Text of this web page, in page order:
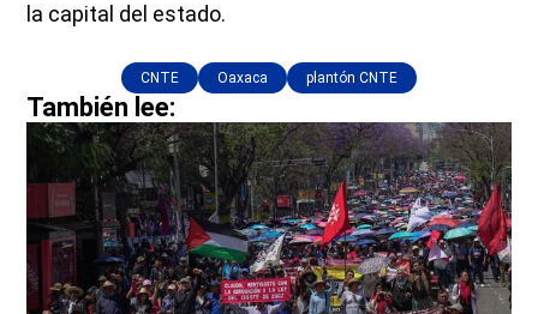
la capital del estado.
CNTE Oaxaca plantón CNTE
También lee: